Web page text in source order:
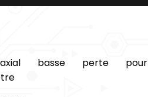
basse perte pour